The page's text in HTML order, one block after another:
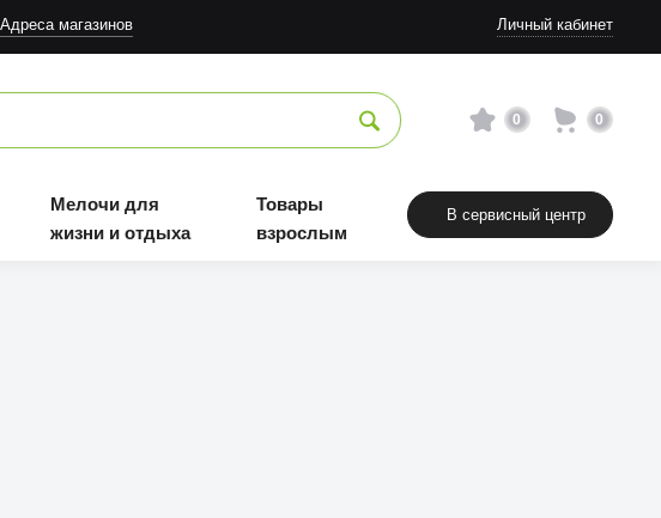
Адреса магазинов Личный кабинет
0 0
Мелочи для
жизни и отдыха
Товары
взрослым
В сервисный центр